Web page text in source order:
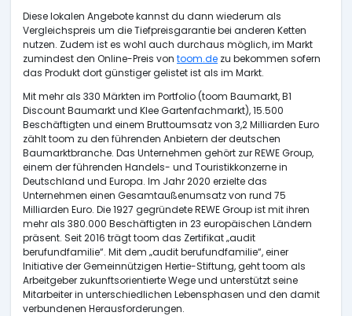
Diese lokalen Angebote kannst du dann wiederum als
Vergleichspreis um die Tiefpreisgarantie bei anderen Ketten
nutzen. Zudem ist es wohl auch durchaus möglich, im Markt
zumindest den Online-Preis von toom.de zu bekommen sofern
das Produkt dort günstiger gelistet ist als im Markt.
Mit mehr als 330 Märkten im Portfolio (toom Baumarkt, B1
Discount Baumarkt und Klee Gartenfachmarkt), 15.500
Beschäftigten und einem Bruttoumsatz von 3,2 Milliarden Euro
zählt toom zu den führenden Anbietern der deutschen
Baumarktbranche. Das Unternehmen gehört zur REWE Group,
einem der führenden Handels- und Touristikkonzerne in
Deutschland und Europa. Im Jahr 2020 erzielte das
Unternehmen einen Gesamtaußenumsatz von rund 75
Milliarden Euro. Die 1927 gegründete REWE Group ist mit ihren
mehr als 380.000 Beschäftigten in 23 europäischen Ländern
präsent. Seit 2016 trägt toom das Zertifikat „audit
berufundfamilie“. Mit dem „audit berufundfamilie“, einer
Initiative der Gemeinnützigen Hertie-Stiftung, geht toom als
Arbeitgeber zukunftsorientierte Wege und unterstützt seine
Mitarbeiter in unterschiedlichen Lebensphasen und den damit
verbundenen Herausforderungen.